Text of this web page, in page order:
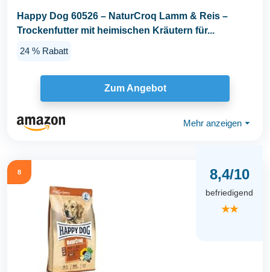
Happy Dog 60526 – NaturCroq Lamm & Reis –
Trockenfutter mit heimischen Kräutern für...
24 % Rabatt
Zum Angebot
Mehr anzeigen ⏷
8 8,4/10
befriedigend
★★